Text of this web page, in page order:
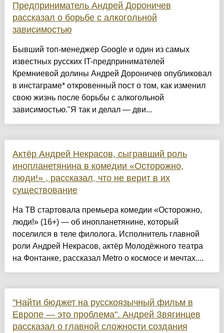
Предприниматель Андрей Дороничев
рассказал о борьбе с алкогольной
зависимостью
Бывший топ-менеджер Google и один из самых
известных русских IT-предпринимателей
Кремниевой долины Андрей Дороничев опубликовал
в инстаграме* откровенный пост о том, как изменил
свою жизнь после борьбы с алкогольной
зависимостью."Я так и делал — дви...
Актёр Андрей Некрасов, сыгравший роль
инопланетянина в комедии «Осторожно,
люди!» , рассказал, что не верит в их
существование
На ТВ стартовала премьера комедии «Осторожно,
люди!» (16+) — об инопланетянине, который
поселился в теле филолога. Исполнитель главной
роли Андрей Некрасов, актёр Молодёжного театра
на Фонтанке, рассказал Metro о космосе и мечтах....
"Найти бюджет на русскоязычный фильм в
Европе — это проблема". Андрей Звягинцев
рассказал о главной сложности создания